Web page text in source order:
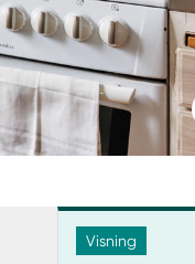
Visning